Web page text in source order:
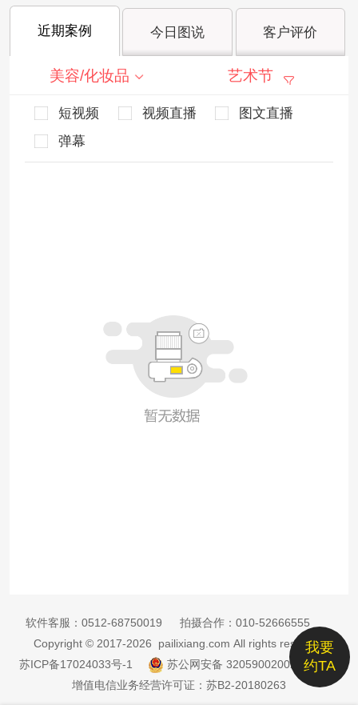
近期案例 今日图说 客户评价
美容/化妆品 艺术节
短视频 视频直播
图文直播
弹幕
我要
约TA
软件客服： 0512-68750019 拍摄合作： 010-52666555
Copyright © 2017-2026 pailixiang.com All rights reserved
苏ICP备17024033号-1
苏公网安备 32059002002885号
增值电信业务经营许可证：苏B2-20180263